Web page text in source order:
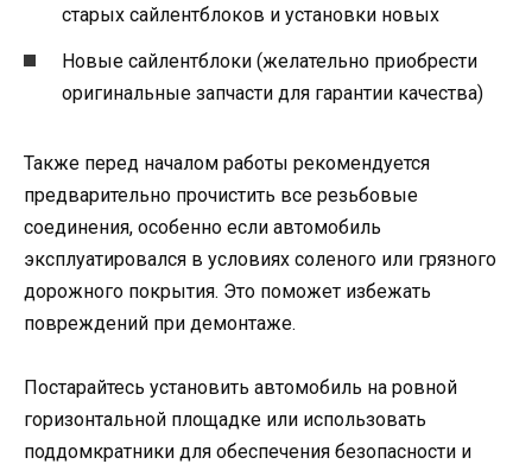
старых сайлентблоков и установки новых
Новые сайлентблоки (желательно приобрести
оригинальные запчасти для гарантии качества)
Также перед началом работы рекомендуется
предварительно прочистить все резьбовые
соединения, особенно если автомобиль
эксплуатировался в условиях соленого или грязного
дорожного покрытия. Это поможет избежать
повреждений при демонтаже.
Постарайтесь установить автомобиль на ровной
горизонтальной площадке или использовать
поддомкратники для обеспечения безопасности и